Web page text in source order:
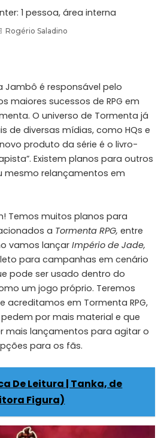
Rogério Saladino
Jambô é responsável pelo
maiores sucessos de RPG em
O universo de Tormenta já
de diversas mídias, como HQs e
produto da série é o livro-
Existem planos para outros
mesmo relançamentos em
Temos muitos planos para
a Tormenta RPG, entre
vamos lançar Império de Jade,
para campanhas em cenário
pode ser usado dentro do
um jogo próprio. Teremos
acreditamos em Tormenta RPG,
por mais material e que
mais lançamentos para agitar o
para os fãs.
De Leitura | Tanka, de
Figura)